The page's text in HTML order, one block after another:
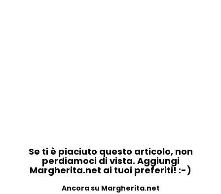
Se ti è piaciuto questo articolo, non
perdiamoci di vista. Aggiungi
Margherita.net ai tuoi preferiti! :-)
Ancora su Margherita.net